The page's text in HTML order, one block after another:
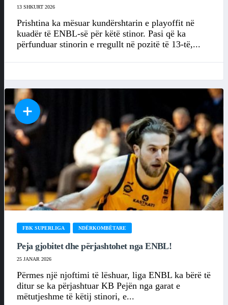
13 SHKURT 2026
Prishtina ka mësuar kundërshtarin e playoffit në
kuadër të ENBL-së për këtë stinor. Pasi që ka
përfunduar stinorin e rregullt në pozitë të 13-të,...
FBK SUPERLIGA NDËRKOMBËTARE
Peja gjobitet dhe përjashtohet nga ENBL!
25 JANAR 2026
Përmes një njoftimi të lëshuar, liga ENBL ka bërë të
ditur se ka përjashtuar KB Pejën nga garat e
mëtutjeshme të këtij stinori, e...